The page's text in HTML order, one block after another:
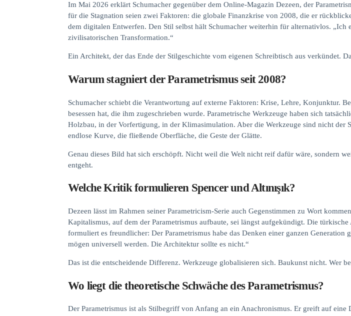
Im Mai 2026 erklärt Schumacher gegenüber dem Online-Magazin Dezeen, der
für die Stagnation seien zwei Faktoren: die globale Finanzkrise von 2008, die er
dem digitalen Entwerfen. Den Stil selbst hält Schumacher weiterhin für alternativlos. „Ich
zivilisatorischen Transformation.“
Ein Architekt, der das Ende der Stilgeschichte vom eigenen Schreibtisch aus verkündet.
Warum stagniert der Parametrismus seit 2008?
Schumacher schiebt die Verantwortung auf externe Faktoren: Krise, Lehre, Konjunktur.
besessen hat, die ihm zugeschrieben wurde. Parametrische Werkzeuge haben sich
Holzbau, in der Vorfertigung, in der Klimasimulation. Aber die Werkzeuge sind nicht der
endlose Kurve, die fließende Oberfläche, die Geste der Glätte.
Genau dieses Bild hat sich erschöpft. Nicht weil die Welt nicht reif dafür wäre, sondern
entgeht.
Welche Kritik formulieren Spencer und Altınışık?
Dezeen lässt im Rahmen seiner Parametricism-Serie auch Gegenstimmen zu Wort
Kapitalismus, auf dem der Parametrismus aufbaute, sei längst aufgekündigt. Die
formuliert es freundlicher: Der Parametrismus habe das Denken einer ganzen
mögen universell werden. Die Architektur sollte es nicht.“
Das ist die entscheidende Differenz. Werkzeuge globalisieren sich. Baukunst nicht. Wer
Wo liegt die theoretische Schwäche des Parametrismus?
Der Parametrismus ist als Stilbegriff von Anfang an ein Anachronismus. Er greift auf